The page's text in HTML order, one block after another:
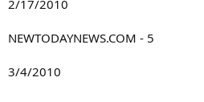
2/17/2010
NEWTODAYNEWS.COM - 5
3/4/2010